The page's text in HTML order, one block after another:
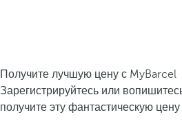
Получите лучшую цену с MyBarcel
Зарегистрируйтесь или
получите эту фантастическую